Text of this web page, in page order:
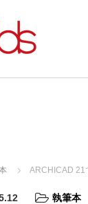
ARCHICAD 21
執筆本